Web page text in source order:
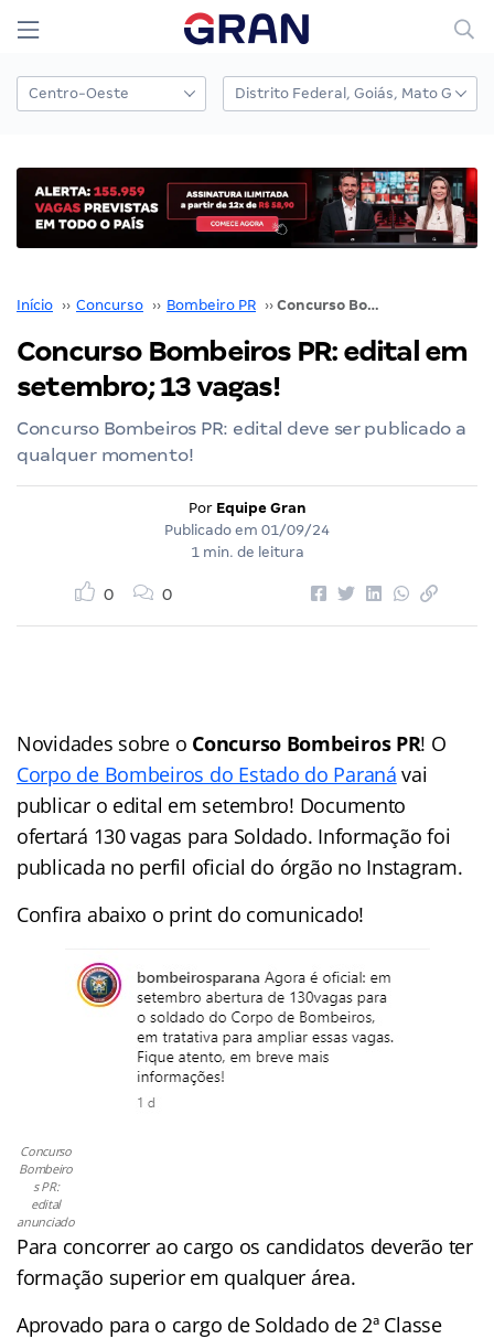
Início ›› Concurso ›› Bombeiro PR ›› Concurso Bombeiros PR: edital em setembro; 13 vagas!
Concurso Bombeiros PR: edital em
setembro; 13 vagas!
Concurso Bombeiros PR: edital deve ser publicado a
qualquer momento!
Por Equipe Gran
Publicado em 01/09/24
1 min. de leitura
0 0
Novidades sobre o Concurso Bombeiros PR! O
Corpo de Bombeiros do Estado do Paraná vai
publicar o edital em setembro! Documento
ofertará 130 vagas para Soldado. Informação foi
publicada no perfil oficial do órgão no Instagram.
Confira abaixo o print do comunicado!
Concurso
Bombeiro
s PR:
edital
anunciado
Para concorrer ao cargo os candidatos deverão ter
formação superior em qualquer área.
Aprovado para o cargo de Soldado de 2ª Classe